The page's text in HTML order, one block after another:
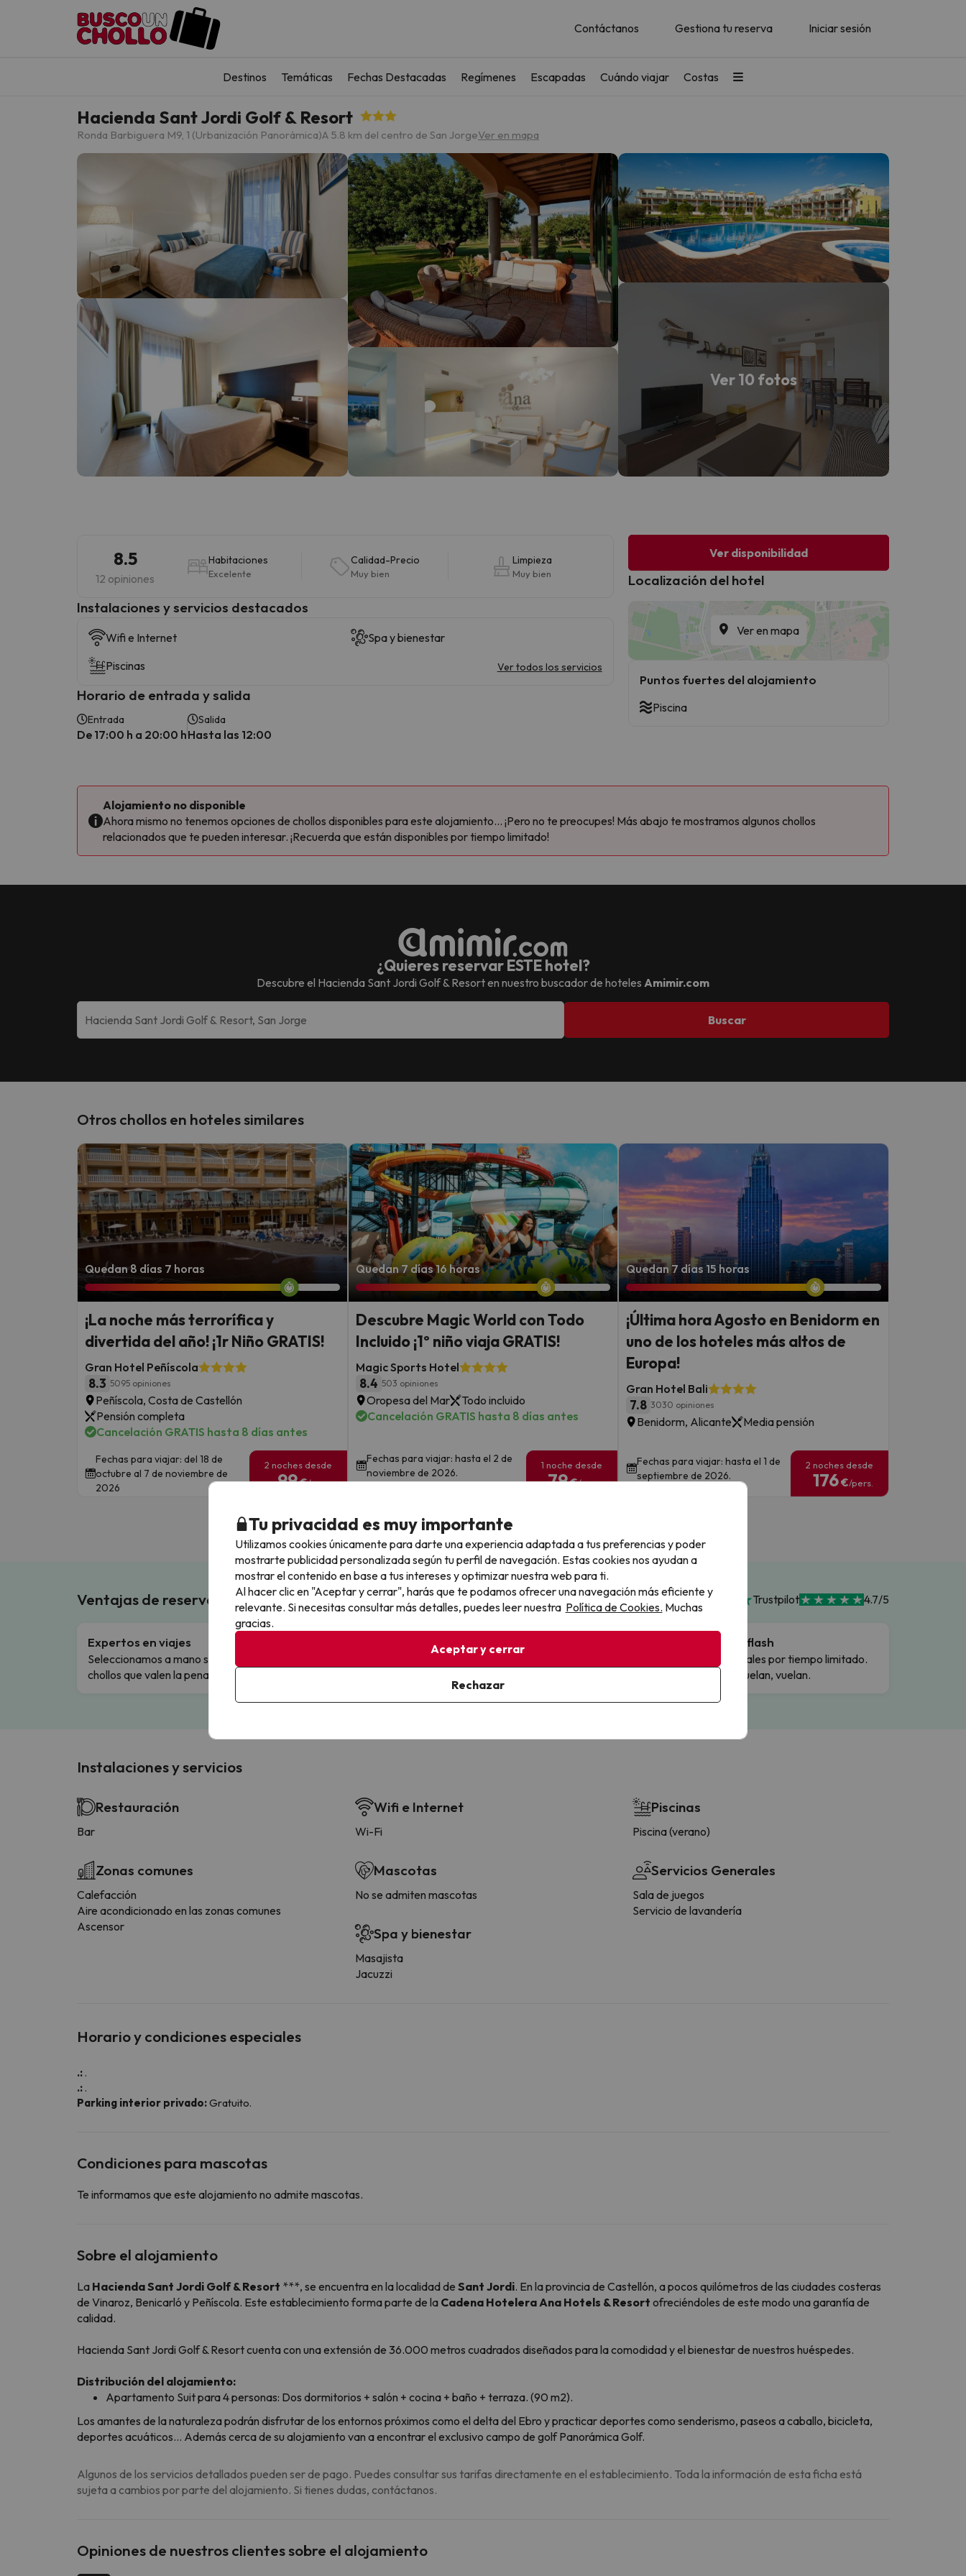
Contáctanos Gestiona tu reserva Iniciar sesión
Destinos Temáticas Fechas Destacadas Regímenes Escapadas Cuándo viajar Costas
Hacienda Sant Jordi Golf & Resort
Ronda Barbiguera M9, 1 (Urbanización Panorámica)A 5.8 km del centro de San JorgeVer en mapa
Ver 10 fotos
8.5
12 opiniones
Habitaciones
Excelente
Calidad-Precio
Muy bien
Limpieza
Muy bien
Instalaciones y servicios destacados
Wifi e Internet
Spa y bienestar
Piscinas
Ver todos los servicios
Horario de entrada y salida
Entrada
De 17:00 h a 20:00 h
Salida
Hasta las 12:00
Ver disponibilidad
Localización del hotel
Ver en mapa
Puntos fuertes del alojamiento
Piscina
Alojamiento no disponible
Ahora mismo no tenemos opciones de chollos disponibles para este alojamiento... ¡Pero no te preocupes! Más abajo te mostramos algunos chollos
relacionados que te pueden interesar. ¡Recuerda que están disponibles por tiempo limitado!
¿Quieres reservar ESTE hotel?
Descubre el Hacienda Sant Jordi Golf & Resorten nuestro buscador de hoteles Amimir.com
Buscar
Otros chollos en hoteles similares
Quedan 8 días 7 horas
¡La noche más terrorífica y
divertida del año! ¡1r Niño GRATIS!
Gran Hotel Peñíscola
8.3 5095 opiniones
Peñíscola, Costa de Castellón
Pensión completa
Cancelación GRATIS hasta 8 días antes
Fechas para viajar: del 18 de
octubre al 7 de noviembre de
2026
2 noches desde
99€/pers.
Quedan 7 días 16 horas
Descubre Magic World con Todo
Incluido ¡1º niño viaja GRATIS!
Magic Sports Hotel
8.4 503 opiniones
Oropesa del Mar
Todo incluido
Cancelación GRATIS hasta 8 días antes
Fechas para viajar: hasta el 2 de
noviembre de 2026.
1 noche desde
79€/pers.
Quedan 7 días 15 horas
¡Última hora Agosto en Benidorm en
uno de los hoteles más altos de
Europa!
Gran Hotel Bali
7.8 3030 opiniones
Benidorm, Alicante Media pensión
Fechas para viajar: hasta el 1 de
septiembre de 2026.
2 noches desde
176€/pers.
Ver todos los chollos
Ventajas de reservar en Buscounchollo Trustpilot 4.7/5
Expertos en viajes
Seleccionamos a mano solo los
chollos que valen la pena.
Cancela sin complicaciones
Cambios y cancelaciones con total
Ofertas flash
Precios reales por tiempo limitado.
Cuando vuelan, vuelan.
Instalaciones y servicios
Restauración
Bar
Zonas comunes
Calefacción
Aire acondicionado en las zonas comunes
Ascensor
Wifi e Internet
Wi-Fi
Mascotas
No se admiten mascotas
Spa y bienestar
Masajista
Jacuzzi
Piscinas
Piscina (verano)
Servicios Generales
Sala de juegos
Servicio de lavandería
Horario y condiciones especiales
.: .
.: .
Parking interior privado:Gratuito.
Condiciones para mascotas
Te informamos que este alojamiento no admite mascotas.
Sobre el alojamiento
La Hacienda Sant Jordi Golf & Resort ***, se encuentra en la localidad de Sant Jordi. En la provincia de Castellón, a pocos quilómetros de las ciudades costeras
de Vinaroz, Benicarló y Peñíscola. Este establecimiento forma parte de la Cadena Hotelera Ana Hotels & Resort ofreciéndoles de este modo una garantía de
calidad.
Hacienda Sant Jordi Golf & Resort cuenta con una extensión de 36.000 metros cuadrados diseñados para la comodidad y el bienestar de nuestros huéspedes.
Distribución del alojamiento:
Apartamento Suit para 4 personas: Dos dormitorios + salón + cocina + baño + terraza. (90 m2).
Los amantes de la naturaleza podrán disfrutar de los entornos próximos como el delta del Ebro y practicar deportes como senderismo, paseos a caballo, bicicleta,
deportes acuáticos… Además cerca de su alojamiento van a encontrar el exclusivo campo de golf Panorámica Golf.
Algunos de los servicios detallados pueden ser de pago. Puedes consultar sus tarifas directamente en el establecimiento. Toda la información de esta ficha está
sujeta a cambios por parte del alojamiento. Si tienes dudas, contáctanos.
Opiniones de nuestros clientes sobre el alojamiento
Tu privacidad es muy importante
Utilizamos cookies únicamente para darte una experiencia adaptada a tus preferencias y poder
mostrarte publicidad personalizada según tu perfil de navegación. Estas cookies nos ayudan a
mostrar el contenido en base a tus intereses y optimizar nuestra web para ti.
Al hacer clic en "Aceptar y cerrar", harás que te podamos ofrecer una navegación más eficiente y
relevante. Si necesitas consultar más detalles, puedes leer nuestra Política de Cookies. Muchas
gracias.
Aceptar y cerrar
Rechazar